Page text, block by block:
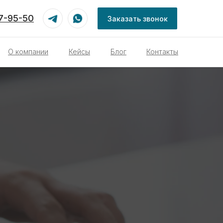
Заказать звонок
95-50
О компании Кейсы Блог Контакты